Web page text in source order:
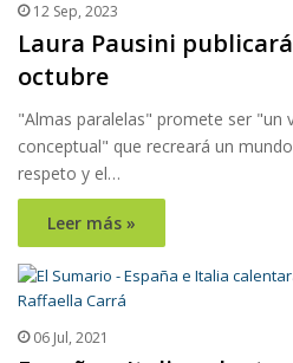
12 Sep, 2023
Laura Pausini
octubre
"Almas paralelas" promete ser "un
conceptual" que recreará un
respeto y el…
Leer más »
06 Jul, 2021